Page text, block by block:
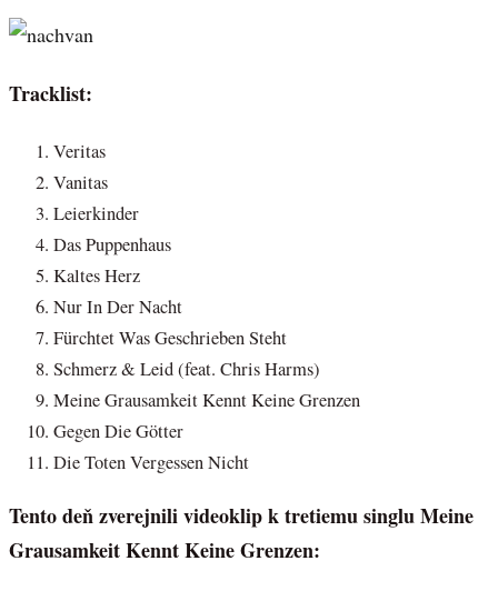
Tracklist:
Veritas
Vanitas
Leierkinder
Das Puppenhaus
Kaltes Herz
Nur In Der Nacht
Fürchtet Was Geschrieben Steht
Schmerz & Leid (feat. Chris Harms)
Meine Grausamkeit Kennt Keine Grenzen
Gegen Die Götter
Die Toten Vergessen Nicht
Tento deň zverejnili videoklip k tretiemu singlu Meine
Grausamkeit Kennt Keine Grenzen: